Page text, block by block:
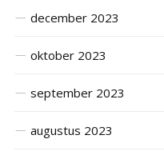
december 2023
oktober 2023
september 2023
augustus 2023